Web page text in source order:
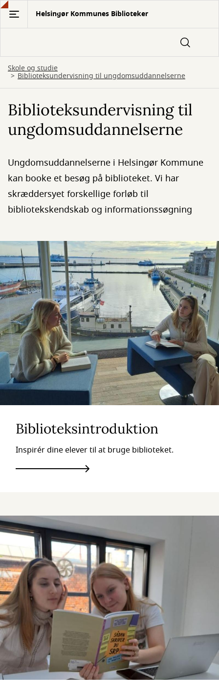
Gå
hovedindhold
Helsingør Kommunes Biblioteker
Skole og studie
Biblioteksundervisning til ungdomsuddannelserne
Biblioteksundervisning til
ungdomsuddannelserne
Ungdomsuddannelserne i Helsingør Kommune
kan booke et besøg på biblioteket. Vi har
skræddersyet forskellige forløb til
bibliotekskendskab og informationssøgning
Biblioteksintroduktion
Inspirér dine elever til at bruge biblioteket.